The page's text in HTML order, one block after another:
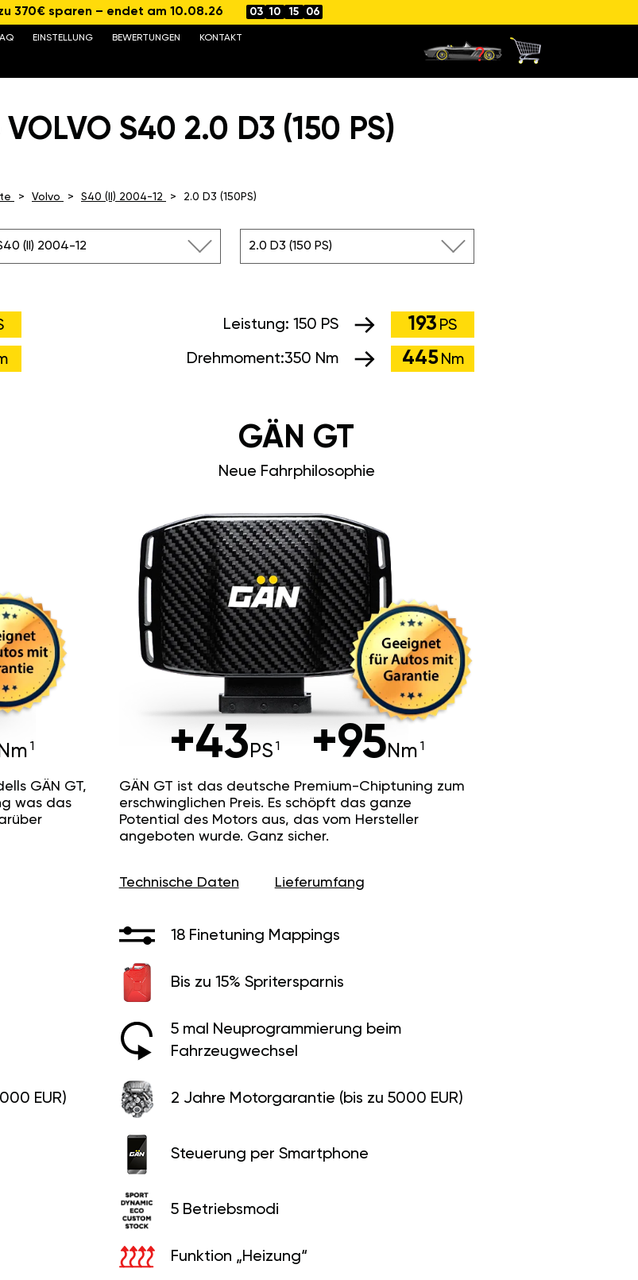
zu 370€ sparen – endet am 10.08.26 03 10 15 05
EINSTELLUNG BEWERTUNGEN
KONTAKT
S40 2.0 D3 (150 PS)
Volvo S40 (II) 2004-12 2.0 D3 (150PS)
(II) 2004-12 2.0 D3 (150 PS)
Leistung: 150 PS 193 PS
Drehmoment:350 Nm 445 Nm
GÄN GT
Neue Fahrphilosophie
+43 PS +95 Nm
GÄN GT ist das deutsche Premium-Chiptuning zum
erschwinglichen Preis. Es schöpft das ganze
Potential des Motors aus, das vom Hersteller
angeboten wurde. Ganz sicher.
Technische Daten Lieferumfang
18 Finetuning Mappings
Bis zu 15% Spritersparnis
5 mal Neuprogrammierung beim
Fahrzeugwechsel
2 Jahre Motorgarantie (bis zu 5000 EUR)
Steuerung per Smartphone
5 Betriebsmodi
Funktion „Heizung“
Nm
GÄN GT,
was das
EUR)